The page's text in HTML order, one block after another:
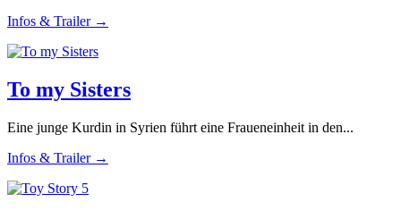
Infos & Trailer →
To my Sisters
Eine junge Kurdin in Syrien führt eine Fraueneinheit in den...
Infos & Trailer →